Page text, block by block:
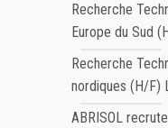
Recherche
Europe du Sud
Recherche
nordiques (H/F)
ABRISOL